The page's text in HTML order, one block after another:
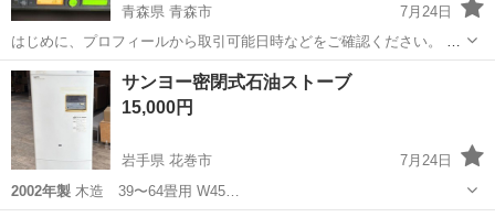
青森県 青森市
7月24日
はじめに、プロフィールから取引可能日時などをご確認ください。 説
明書や箱はありません。 説明書がないので細かな動作確認はできませ
んが 最低限、VHSの再生や早送りなど DVDの再生やチャプター選択
など リモコンでの操作は...
青森 青森市 映像プレーヤー、レコーダー
サンヨー密閉式石油ストーブ
15,000円
岩手県 花巻市
7月24日
2002年製
木造 39〜64畳用 W45…